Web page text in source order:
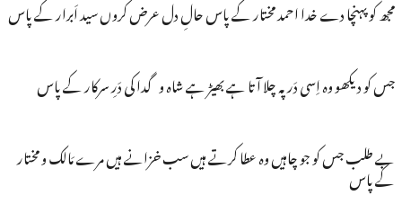
مجھ کو پہنچا دے خدا احمد مختار کے پاس حالِ دل عرض کروں سید اَبرار کے پاس
جس کو دیکھو وہ اِسی دَر پہ چلا آتا ہے بھیڑ ہے شاہ و گدا کی دَرِ سرکار کے پاس
بے طلب جس کو جو چاہیں وہ عطا کرتے ہیں سب خزانے ہیں مرے مَالک و مختار
کے پاس